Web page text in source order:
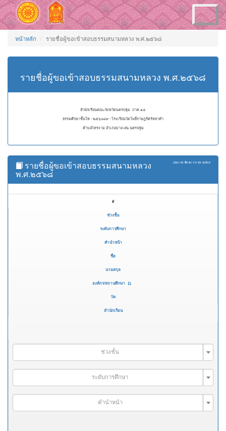
Toggle
navigation
หน้าหลัก รายชื่อผู้ขอเข้าสอบธรรมสนามหลวง พ.ศ.๒๕๖๘
รายชื่อผู้ขอเข้าสอบธรรมสนามหลวง พ.ศ.๒๕๖๘
สำนักเรียนคณะจังหวัดนครปฐม ภาค ๑๔
ธรรมศึกษาชั้นโท - ๒๕๖๐๘๙ - โรงเรียนวัดโพธิ์ราษฎร์ศรัทธาทำ
ตำบลไทรงาม อำเภอบางเลน นครปฐม
แสดง 51 ถึง 61 จาก 61 ผลลัพธ์
รายชื่อผู้ขอเข้าสอบธรรมสนามหลวง
พ.ศ.๒๕๖๘
#
ช่วงชั้น
ระดับการศึกษา
คำนำหน้า
ชื่อ
นามสกุล
องค์กร/สถานศึกษา
วัด
สำนักเรียน
ช่วงชั้น
ระดับการศึกษา
คำนำหน้า